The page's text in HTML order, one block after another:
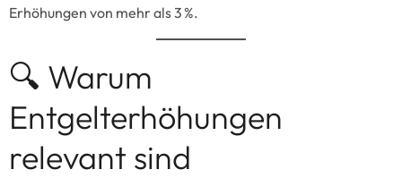
Erhöhungen von mehr als 3 %.
🔍 Warum
Entgelterhöhungen
relevant sind